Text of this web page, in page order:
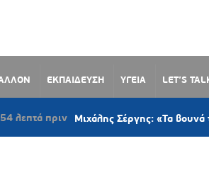
ΕΚΠΑΙΔΕΥΣΗ ΥΓΕΙΑ LET’S
Μιχάλης Σέργης: «Τα βουνά της Νάξου